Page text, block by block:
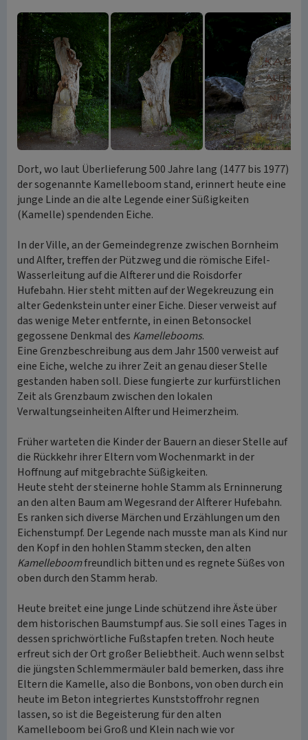
Dort, wo laut Überlieferung 500 Jahre lang (1477 bis 1977)
der sogenannte Kamelleboom stand, erinnert heute eine
junge Linde an die alte Legende einer Süßigkeiten
(Kamelle) spendenden Eiche.
In der Ville, an der Gemeindegrenze zwischen Bornheim
und Alfter, treffen der Pützweg und die römische Eifel-
Wasserleitung auf die Alfterer und die Roisdorfer
Hufebahn. Hier steht mitten auf der Wegekreuzung ein
alter Gedenkstein unter einer Eiche. Dieser verweist auf
das wenige Meter entfernte, in einen Betonsockel
gegossene Denkmal des Kamellebooms.
Eine Grenzbeschreibung aus dem Jahr 1500 verweist auf
eine Eiche, welche zu ihrer Zeit an genau dieser Stelle
gestanden haben soll. Diese fungierte zur kurfürstlichen
Zeit als Grenzbaum zwischen den lokalen
Verwaltungseinheiten Alfter und Heimerzheim.
Früher warteten die Kinder der Bauern an dieser Stelle auf
die Rückkehr ihrer Eltern vom Wochenmarkt in der
Hoffnung auf mitgebrachte Süßigkeiten.
Heute steht der steinerne hohle Stamm als Erninnerung
an den alten Baum am Wegesrand der Alfterer Hufebahn.
Es ranken sich diverse Märchen und Erzählungen um den
Eichenstumpf. Der Legende nach musste man als Kind nur
den Kopf in den hohlen Stamm stecken, den alten
Kamelleboomfreundlich bitten und es regnete Süßes von
oben durch den Stamm herab.
Heute breitet eine junge Linde schützend ihre Äste über
dem historischen Baumstumpf aus. Sie soll eines Tages in
dessen sprichwörtliche Fußstapfen treten. Noch heute
erfreut sich der Ort großer Beliebtheit. Auch wenn selbst
die jüngsten Schlemmermäuler bald bemerken, dass ihre
Eltern die Kamelle, also die Bonbons, von oben durch ein
heute im Beton integriertes Kunststoffrohr regnen
lassen, so ist die Begeisterung für den alten
Kamelleboom bei Groß und Klein nach wie vor